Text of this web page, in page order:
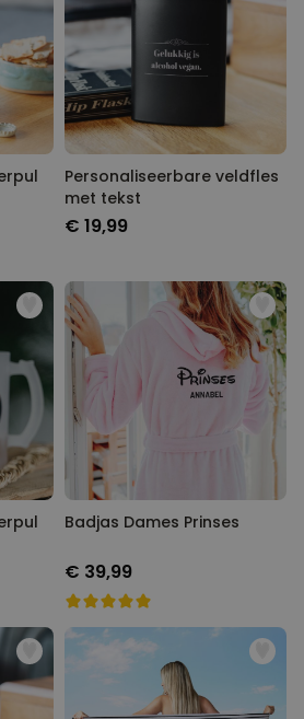
Personaliseerbare veldfles
met tekst
€ 19,99
Badjas Dames Prinses
€ 39,99